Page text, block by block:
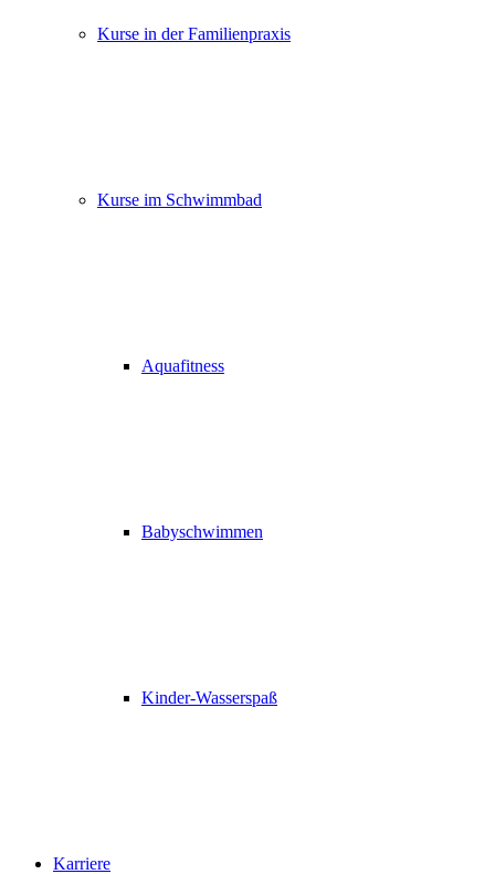
Kurse in der Familienpraxis
Kurse im Schwimmbad
Aquafitness
Babyschwimmen
Kinder-Wasserspaß
Karriere